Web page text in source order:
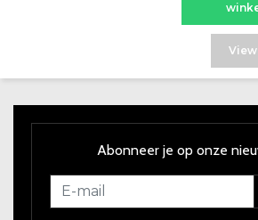
Abonneer je op onze